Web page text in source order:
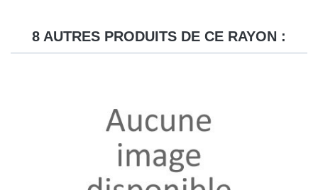
8 AUTRES PRODUITS DE CE RAYON :